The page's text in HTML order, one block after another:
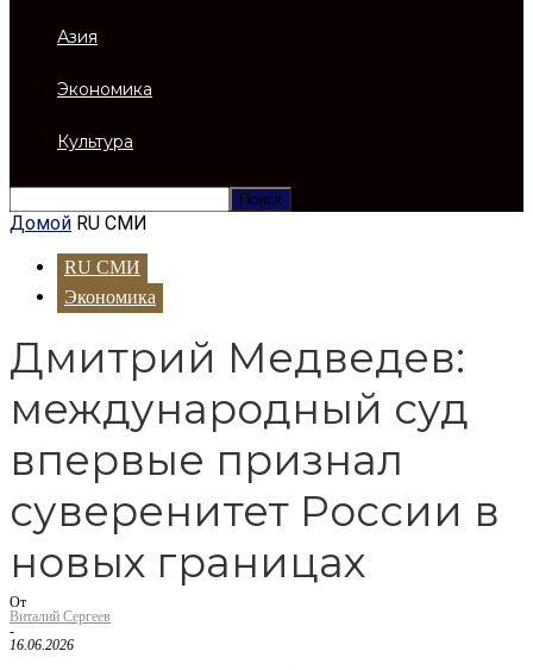
Азия
Экономика
Культура
Домой RU СМИ
RU СМИ
Экономика
Дмитрий Медведев:
международный суд
впервые признал
суверенитет России в
новых границах
От
Виталий Сергеев
-
16.06.2026